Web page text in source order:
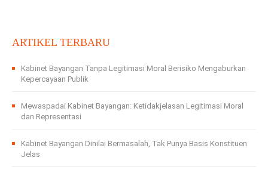
ARTIKEL TERBARU
Kabinet Bayangan Tanpa Legitimasi Moral Berisiko Mengaburkan
Kepercayaan Publik
Mewaspadai Kabinet Bayangan: Ketidakjelasan Legitimasi Moral
dan Representasi
Kabinet Bayangan Dinilai Bermasalah, Tak Punya Basis Konstituen
Jelas